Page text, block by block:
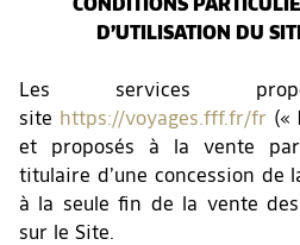
D’UTILISATION DU
Les services
site https://voyages.fff.fr/fr («
et proposés à la vente par
titulaire d’une concession de
à la seule fin de la vente
sur le Site.